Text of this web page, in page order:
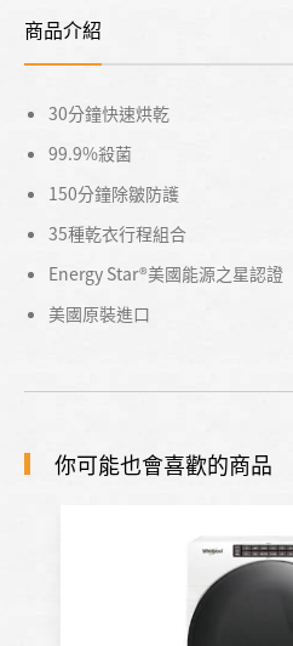
商品介紹
30分鐘快速烘乾
99.9%殺菌
150分鐘除皺防護
35種乾衣行程組合
Energy Star®美國能源之星認證
美國原裝進口
你可能也會喜歡的商品